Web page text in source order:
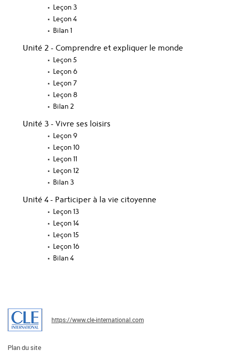
Leçon 3
Leçon 4
Bilan 1
Unité 2 - Comprendre et expliquer le monde
Leçon 5
Leçon 6
Leçon 7
Leçon 8
Bilan 2
Unité 3 - Vivre ses loisirs
Leçon 9
Leçon 10
Leçon 11
Leçon 12
Bilan 3
Unité 4 - Participer à la vie citoyenne
Leçon 13
Leçon 14
Leçon 15
Leçon 16
Bilan 4
https://www.cle-international.com
Plan du site